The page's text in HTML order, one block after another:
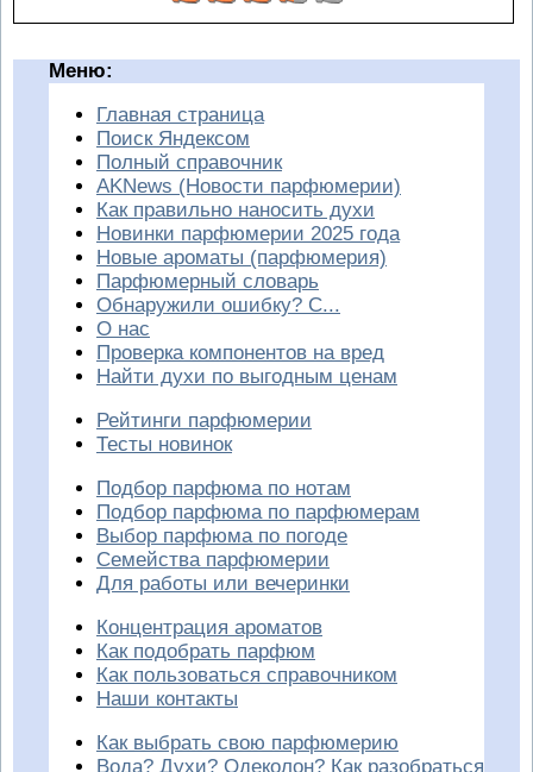
Меню:
Главная страница
Поиск Яндексом
Полный справочник
AKNews (Новости парфюмерии)
Как правильно наносить духи
Новинки парфюмерии 2025 года
Новые ароматы (парфюмерия)
Парфюмерный словарь
Обнаружили ошибку? С...
О нас
Проверка компонентов на вред
Найти духи по выгодным ценам
Рейтинги парфюмерии
Тесты новинок
Подбор парфюма по нотам
Подбор парфюма по парфюмерам
Выбор парфюма по погоде
Семейства парфюмерии
Для работы или вечеринки
Концентрация ароматов
Как подобрать парфюм
Как пользоваться справочником
Наши контакты
Как выбрать свою парфюмерию
Вода? Духи? Одеколон? Как разобраться